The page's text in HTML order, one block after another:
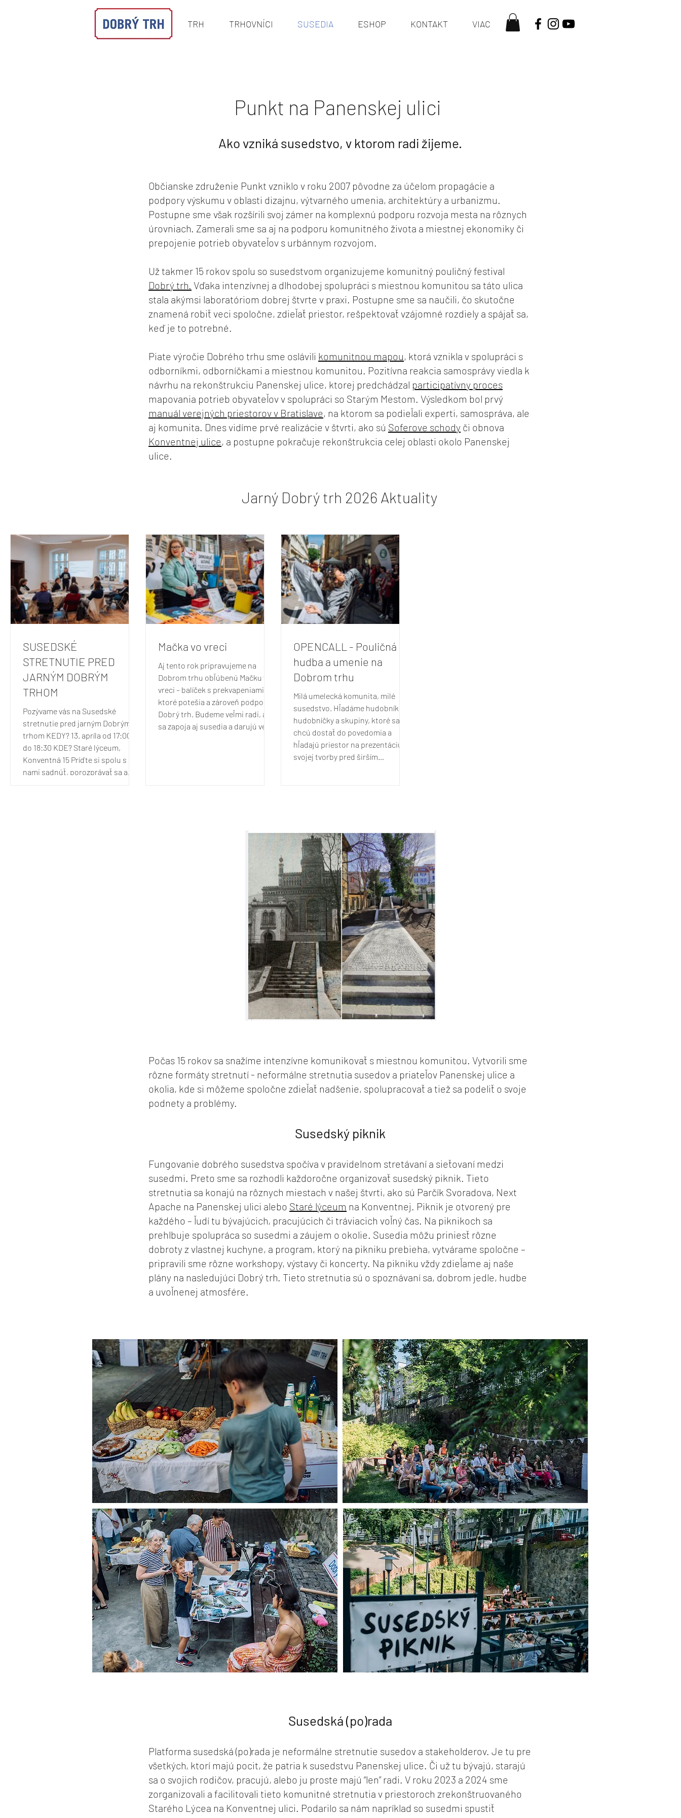
TRH TRHOVNÍCI SUSEDIA ESHOP KONTAKT VIAC
Punkt na Panenskej ulici
Ako vzniká susedstvo, v ktorom radi žijeme.
Občianske združenie Punkt vzniklo v roku 2007 pôvodne za účelom propagácie a
podpory výskumu v oblasti dizajnu, výtvarného umenia, architektúry a urbanizmu.
Postupne sme však rozšírili svoj zámer na komplexnú podporu rozvoja mesta na rôznych
úrovniach. Zamerali sme sa aj na podporu komunitného života a miestnej ekonomiky či
prepojenie potrieb obyvateľov s urbánnym rozvojom.
Už takmer 15 rokov spolu so susedstvom organizujeme komunitný pouličný festival
Dobrý trh. Vďaka intenzívnej a dlhodobej spolupráci s miestnou komunitou sa táto ulica
stala akýmsi laboratóriom dobrej štvrte v praxi. Postupne sme sa naučili, čo skutočne
znamená robiť veci spoločne, zdieľať priestor, rešpektovať vzájomné rozdiely a spájať sa,
keď je to potrebné.
Piate výročie Dobrého trhu sme oslávili komunitnou mapou, ktorá vznikla v spolupráci s
odborníkmi, odborníčkami a miestnou komunitou. Pozitívna reakcia samosprávy viedla k
návrhu na rekonštrukciu Panenskej ulice, ktorej predchádzal participatívny proces
mapovania potrieb obyvateľov v spolupráci so Starým Mestom. Výsledkom bol prvý
manuál verejných priestorov v Bratislave, na ktorom sa podieľali experti, samospráva, ale
aj komunita. Dnes vidíme prvé realizácie v štvrti, ako sú Soferove schody či obnova
Konventnej ulice, a postupne pokračuje rekonštrukcia celej oblasti okolo Panenskej
ulice.
Jarný Dobrý trh 2026 Aktuality
SUSEDSKÉ
STRETNUTIE PRED
JARNÝM DOBRÝM
TRHOM
Pozývame vás na Susedské
stretnutie pred jarným Dobrým
trhom KEDY? 13. apríla od 17:00
do 18:30 KDE? Staré lýceum,
Konventná 15 Príďte si spolu s
nami sadnúť, porozprávať sa a
Mačka vo vreci
Aj tento rok pripravujeme na
Dobrom trhu obľúbenú Mačku vo
vreci – balíček s prekvapeniami,
ktoré potešia a zároveň podporia
Dobrý trh. Budeme veľmi radi, ak
sa zapoja aj susedia a darujú veci,
OPENCALL - Pouličná
hudba a umenie na
Dobrom trhu
Milá umelecká komunita, milé
susedstvo. Hľadáme hudobníkov,
hudobníčky a skupiny, ktoré sa
chcú dostať do povedomia a
hľadajú priestor na prezentáciu
svojej tvorby pred širším
uličných stageoch, ktoré
prinavrátia na ulicu hudbu, tanec
alebo iné umenie vo forme
pouličných vystúpení. V okolí
Dobrého t
Počas 15 rokov sa snažíme intenzívne komunikovať s miestnou komunitou. Vytvorili sme
rôzne formáty stretnutí - neformálne stretnutia susedov a priateľov Panenskej ulice a
okolia, kde si môžeme spoločne zdieľať nadšenie, spolupracovať a tiež sa podeliť o svoje
podnety a problémy.
Susedský piknik
Fungovanie dobrého susedstva spočíva v pravidelnom stretávaní a sieťovaní medzi
susedmi. Preto sme sa rozhodli každoročne organizovať susedský piknik. Tieto
stretnutia sa konajú na rôznych miestach v našej štvrti, ako sú Parčík Svoradova, Next
Apache na Panenskej ulici alebo Staré lýceum na Konventnej. Piknik je otvorený pre
každého – ľudí tu bývajúcich, pracujúcich či tráviacich voľný čas. Na piknikoch sa
prehlbuje spolupráca so susedmi a záujem o okolie. Susedia môžu priniesť rôzne
dobroty z vlastnej kuchyne, a program, ktorý na pikniku prebieha, vytvárame spoločne –
pripravili sme rôzne workshopy, výstavy či koncerty. Na pikniku vždy zdieľame aj naše
plány na nasledujúci Dobrý trh. Tieto stretnutia sú o spoznávaní sa, dobrom jedle, hudbe
a uvoľnenej atmosfére.
Susedská (po)rada
Platforma susedská (po)rada je neformálne stretnutie susedov a stakeholderov. Je tu pre
všetkých, ktorí majú pocit, že patria k susedstvu Panenskej ulice. Či už tu bývajú, starajú
sa o svojich rodičov, pracujú, alebo ju proste majú “len” radi. V roku 2023 a 2024 sme
zorganizovali a facilitovali tieto komunitné stretnutia v priestoroch zrekonštruovaného
Starého Lýcea na Konventnej ulici. Podarilo sa nám napríklad so susedmi spustiť